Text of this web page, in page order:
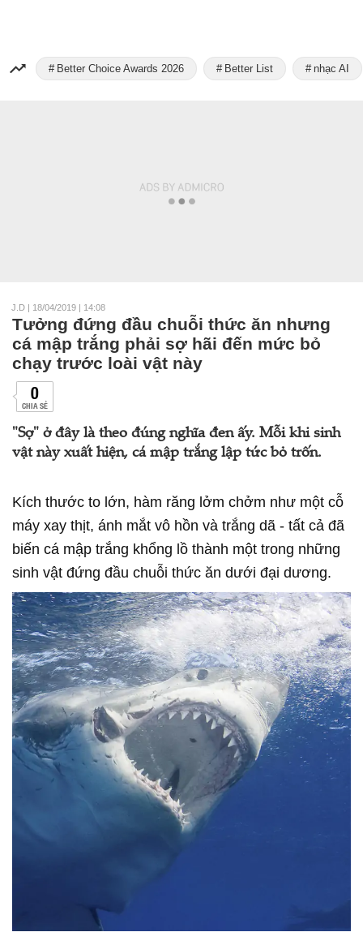
Better Choice Awards 2026 Better List nhạc AI
J.D | 18/04/2019 | 14:08
Tưởng đứng đầu chuỗi thức ăn nhưng
cá mập trắng phải sợ hãi đến mức bỏ
chạy trước loài vật này
0
CHIA SẺ
"Sợ" ở đây là theo đúng nghĩa đen ấy. Mỗi khi sinh
vật này xuất hiện, cá mập trắng lập tức bỏ trốn.
Kích thước to lớn, hàm răng lởm chởm như một cỗ
máy xay thịt, ánh mắt vô hồn và trắng dã - tất cả đã
biến cá mập trắng khổng lồ thành một trong những
sinh vật đứng đầu chuỗi thức ăn dưới đại dương.